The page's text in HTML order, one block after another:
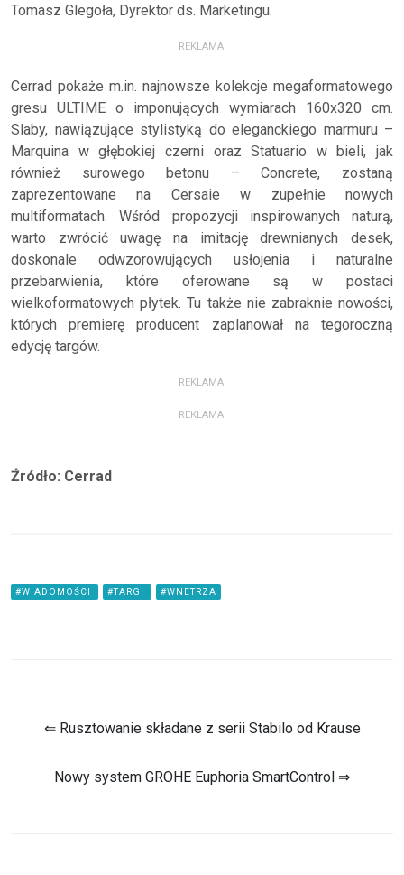
Tomasz Glegoła, Dyrektor ds. Marketingu.
REKLAMA:
Cerrad pokaże m.in. najnowsze kolekcje megaformatowego
gresu ULTIME o imponujących wymiarach 160x320 cm.
Slaby, nawiązujące stylistyką do eleganckiego marmuru –
Marquina w głębokiej czerni oraz Statuario w bieli, jak
również surowego betonu – Concrete, zostaną
zaprezentowane na Cersaie w zupełnie nowych
multiformatach. Wśród propozycji inspirowanych naturą,
warto zwrócić uwagę na imitację drewnianych desek,
doskonale odwzorowujących usłojenia i naturalne
przebarwienia, które oferowane są w postaci
wielkoformatowych płytek. Tu także nie zabraknie nowości,
których premierę producent zaplanował na tegoroczną
edycję targów.
REKLAMA:
REKLAMA:
Źródło: Cerrad
#WIADOMOŚCI #TARGI #WNETRZA
⇐ Rusztowanie składane z serii Stabilo od Krause
Nowy system GROHE Euphoria SmartControl ⇒